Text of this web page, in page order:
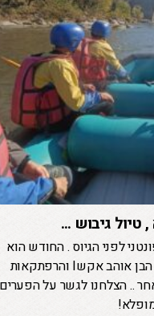
טיול גיבוש ...
לפני הגיוס . החודש הוא
נובמבר , כך שמזג האויר סגרירי . הבן אוהב אקשI והרפתקאות
.. הצלחנו לגשר על הפערים